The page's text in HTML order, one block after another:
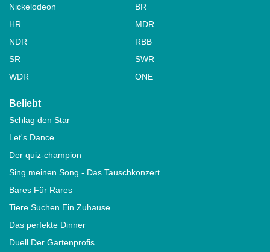
Nickelodeon
BR
HR
MDR
NDR
RBB
SR
SWR
WDR
ONE
Beliebt
Schlag den Star
Let's Dance
Der quiz-champion
Sing meinen Song - Das Tauschkonzert
Bares Für Rares
Tiere Suchen Ein Zuhause
Das perfekte Dinner
Duell Der Gartenprofis